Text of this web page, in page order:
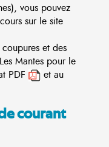
vous pouvez
sur le site
et des
Mantes pour le
PDF
et au
courant